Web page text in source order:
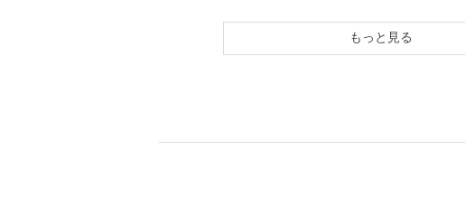
もっと見る